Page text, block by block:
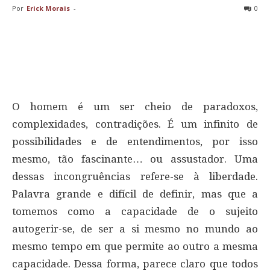
Por Erick Morais - 0
O homem é um ser cheio de paradoxos,
complexidades, contradições. É um infinito de
possibilidades e de entendimentos, por isso
mesmo, tão fascinante… ou assustador. Uma
dessas incongruências refere-se à liberdade.
Palavra grande e difícil de definir, mas que a
tomemos como a capacidade de o sujeito
autogerir-se, de ser a si mesmo no mundo ao
mesmo tempo em que permite ao outro a mesma
capacidade. Dessa forma, parece claro que todos